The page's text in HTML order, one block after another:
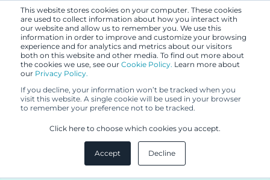
This website stores cookies on your computer. These cookies
are used to collect information about how you interact with
our website and allow us to remember you. We use this
information in order to improve and customize your browsing
experience and for analytics and metrics about our visitors
both on this website and other media. To find out more about
the cookies we use, see our Cookie Policy. Learn more about
our Privacy Policy.
If you decline, your information won’t be tracked when you
visit this website. A single cookie will be used in your browser
to remember your preference not to be tracked.
Click here to choose which cookies you accept.
Accept Decline
15.1.2021
Kaisa Fahllund
liiketoimintajohtajaksi